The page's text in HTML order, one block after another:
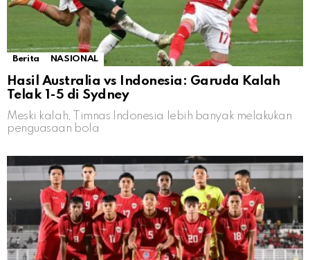
Berita NASIONAL
Hasil Australia vs Indonesia: Garuda Kalah
Telak 1-5 di Sydney
Meski kalah, Timnas Indonesia lebih banyak melakukan
penguasaan bola